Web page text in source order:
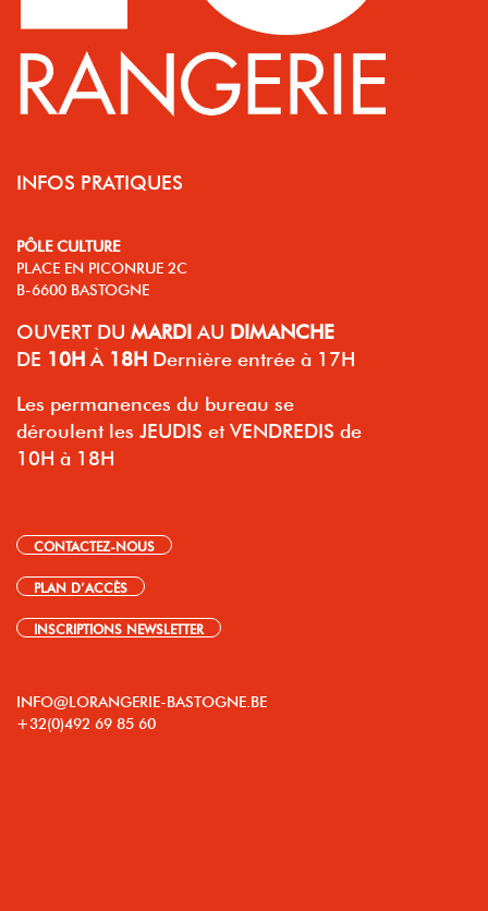
INFOS PRATIQUES
PÔLE CULTURE
PLACE EN PICONRUE 2C
B-6600 BASTOGNE
OUVERT DU MARDI AU DIMANCHE
DE 10H À 18H Dernière entrée à 17H
Les permanences du bureau se
déroulent les JEUDIS et VENDREDIS de
10H à 18H
CONTACTEZ-NOUS
PLAN D’ACCÈS
INSCRIPTIONS NEWSLETTER
INFO@LORANGERIE-BASTOGNE.BE
+32(0)492 69 85 60